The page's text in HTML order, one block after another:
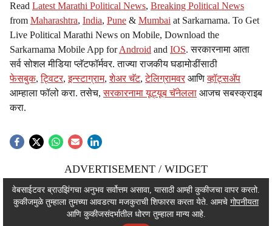
Read Latest Marathi Political News, Breaking Political News
from Maharashtra, India, Pune & Mumbai at Sarkarnama. To Get
Live Political Marathi News on Mobile, Download the
Sarkarnama Mobile App forAndroid and IOS. सरकारनामा आता
सर्व सोशल मीडिया प्लॅटफॉर्मवर. ताज्या राजकीय घडामोडींसाठी
फेसबुक,ट्विटर,इन्स्टाग्राम,शेअर चॅट,टेलिग्रामवर आणिव्हॉट्सॲप
आम्हाला फॉलो करा. तसेच,सरकारनामा यूट्यूब चॅनेलला आजच सबस्क्राइब
करा.
ADVERTISEMENT / WIDGET
ADVERTISEMENT / WIDGET
ADVERTISEMENT / WIDGET
वेबसाईटवर ब्राउझिंगचा अनुभव सर्वोत्तम असावा, यासाठी आम्ही कुकीजचा वापर करतो.
कुकीजमुळे तुम्हाला तुमच्या आवडत्या मजकुराची शिफारस करता येते. आमचे गोपनीयता
आणि कुकीजसंदर्भातील धोरण तुम्हाला मान्य आहे.